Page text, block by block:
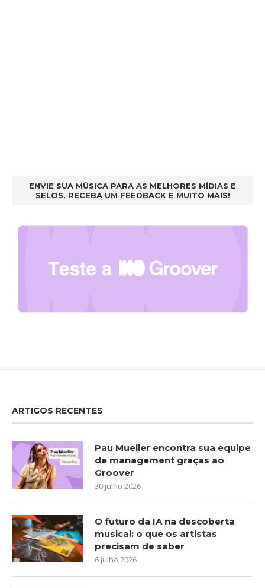
ENVIE SUA MÚSICA PARA AS MELHORES MÍDIAS E
SELOS, RECEBA UM FEEDBACK E MUITO MAIS!
ARTIGOS RECENTES
Pau Mueller encontra sua equipe
de management graças ao
Groover
30 julho 2026
O futuro da IA na descoberta
musical: o que os artistas
precisam de saber
6 julho 2026